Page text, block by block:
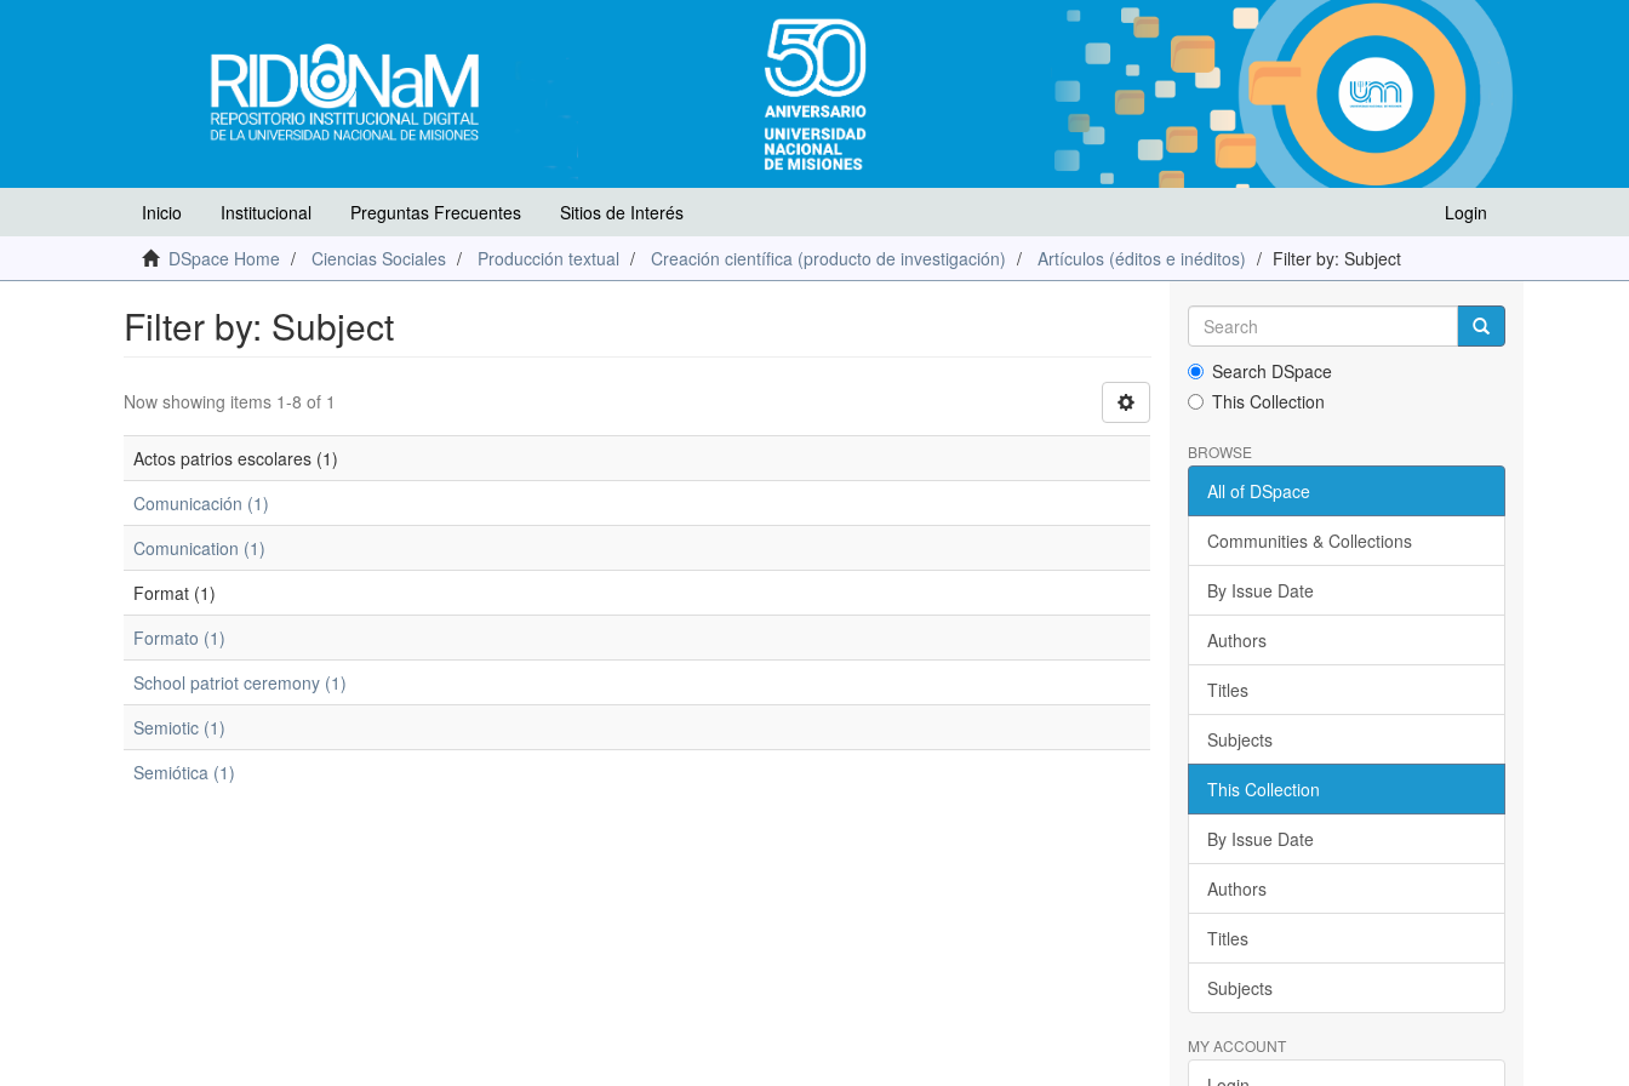
Login
Inicio Institucional Preguntas Frecuentes
Sitios de Interés
DSpace Home
Ciencias Sociales Producción textual Creación científica (producto de investigación) Artículos (éditos e inéditos) Filter by: Subject
Filter by: Subject
Now showing items 1-8 of 1
Actos patrios escolares (1)
Comunicación (1)
Comunication (1)
Format (1)
Formato (1)
School patriot ceremony (1)
Semiotic (1)
Semiótica (1)
Search DSpace
This Collection
BROWSE
All of DSpace
Communities & Collections
By Issue Date
Authors
Titles
Subjects
This Collection
By Issue Date
Authors
Titles
Subjects
MY ACCOUNT